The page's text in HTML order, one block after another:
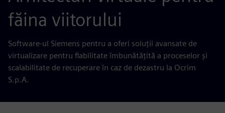
făina viitorului
Software-ul Siemens pentru a oferi soluții avansate de
virtualizare pentru fiabilitate îmbunătățită a proceselor și
scalabilitate de recuperare în caz de dezastru la Ocrim
S.p.A.